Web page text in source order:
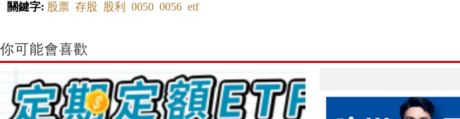
關鍵字: 股票 存股 股利 0050 0056 etf
你可能會喜歡